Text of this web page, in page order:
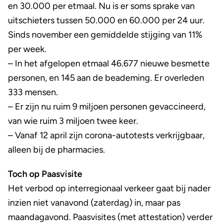
en 30.000 per etmaal. Nu is er soms sprake van
uitschieters tussen 50.000 en 60.000 per 24 uur.
Sinds november een gemiddelde stijging van 11%
per week.
– In het afgelopen etmaal 46.677 nieuwe besmette
personen, en 145 aan de beademing. Er overleden
333 mensen.
– Er zijn nu ruim 9 miljoen personen gevaccineerd,
van wie ruim 3 miljoen twee keer.
– Vanaf 12 april zijn corona-autotests verkrijgbaar,
alleen bij de pharmacies.
Toch op Paasvisite
Het verbod op interregionaal verkeer gaat bij nader
inzien niet vanavond (zaterdag) in, maar pas
maandagavond. Paasvisites (met attestation) verder